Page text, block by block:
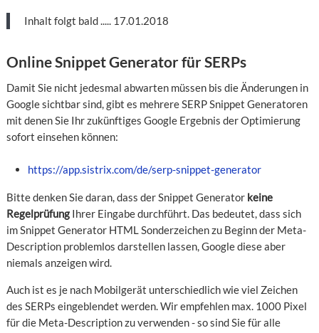
Inhalt folgt bald ..... 17.01.2018
Online Snippet Generator für SERPs
Damit Sie nicht jedesmal abwarten müssen bis die Änderungen in
Google sichtbar sind, gibt es mehrere SERP Snippet Generatoren
mit denen Sie Ihr zukünftiges Google Ergebnis der Optimierung
sofort einsehen können:
https://app.sistrix.com/de/serp-snippet-generator
Bitte denken Sie daran, dass der Snippet Generator keine
RegelprüfungIhrer Eingabe durchführt. Das bedeutet, dass sich
im Snippet Generator HTML Sonderzeichen zu Beginn der Meta-
Description problemlos darstellen lassen, Google diese aber
niemals anzeigen wird.
Auch ist es je nach Mobilgerät unterschiedlich wie viel Zeichen
des SERPs eingeblendet werden. Wir empfehlen max. 1000 Pixel
für die Meta-Description zu verwenden - so sind Sie für alle